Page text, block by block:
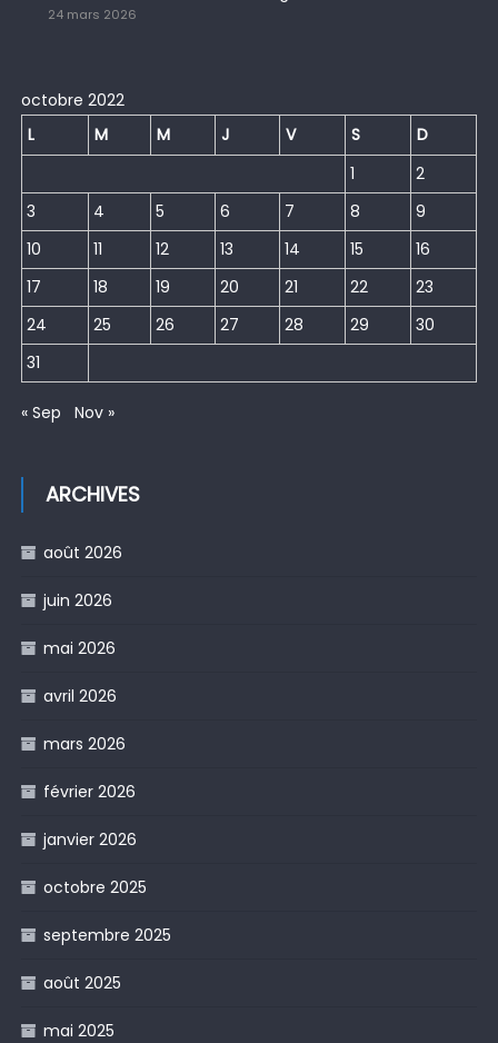
24 mars 2026
octobre 2022
L
M M J V S
D
1
2
3
4 5 6 7 8
9
10
11 12 13 14 15
16
17
18 19 20 21 22
23
24
25 26 27 28 29
30
31
« Sep Nov »
ARCHIVES
août 2026
juin 2026
mai 2026
avril 2026
mars 2026
février 2026
janvier 2026
octobre 2025
septembre 2025
août 2025
mai 2025